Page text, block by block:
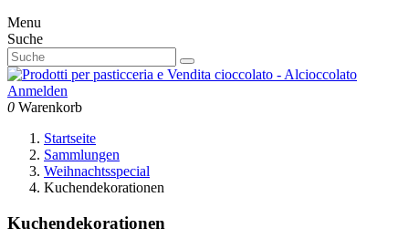
Menu
Suche
Anmelden
0 Warenkorb
Startseite
Sammlungen
Weihnachtsspecial
Kuchendekorationen
Kuchendekorationen